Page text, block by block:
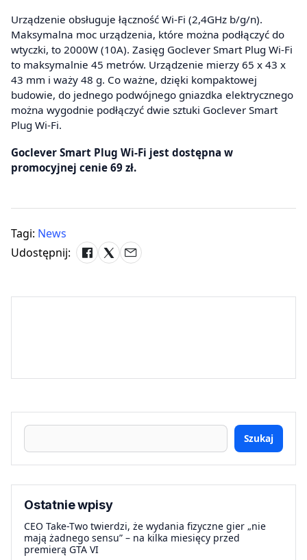
Urządzenie obsługuje łączność Wi-Fi (2,4GHz b/g/n).
Maksymalna moc urządzenia, które można podłączyć do
wtyczki, to 2000W (10A). Zasięg Goclever Smart Plug Wi-Fi
to maksymalnie 45 metrów. Urządzenie mierzy 65 x 43 x
43 mm i waży 48 g. Co ważne, dzięki kompaktowej
budowie, do jednego podwójnego gniazdka elektrycznego
można wygodnie podłączyć dwie sztuki Goclever Smart
Plug Wi-Fi.
Goclever Smart Plug Wi-Fi jest dostępna w
promocyjnej cenie 69 zł.
Tagi: News
Udostępnij:
Szukaj
Ostatnie wpisy
CEO Take-Two twierdzi, że wydania fizyczne gier „nie
mają żadnego sensu” – na kilka miesięcy przed
premierą GTA VI